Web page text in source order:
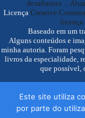
desafiantes ...
LicençaCreative
licença
Baseado em um
Alguns conteúdos e
minha autoria. Foram
livros da especialidade,
que possível,
Este site utiliza
por parte do